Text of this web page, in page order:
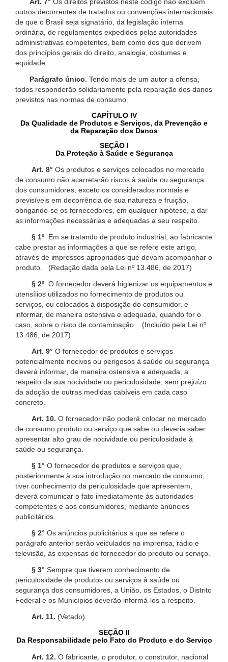
Art. 7° Os direitos previstos neste código não excluem
outros decorrentes de tratados ou convenções internacionais
de que o Brasil seja signatário, da legislação interna
ordinária, de regulamentos expedidos pelas autoridades
administrativas competentes, bem como dos que derivem
dos princípios gerais do direito, analogia, costumes e
eqüidade.
Parágrafo único. Tendo mais de um autor a ofensa,
todos responderão solidariamente pela reparação dos danos
previstos nas normas de consumo.
CAPÍTULO IV
Da Qualidade de Produtos e Serviços, da Prevenção e
da Reparação dos Danos
SEÇÃO I
Da Proteção à Saúde e Segurança
Art. 8° Os produtos e serviços colocados no mercado
de consumo não acarretarão riscos à saúde ou segurança
dos consumidores, exceto os considerados normais e
previsíveis em decorrência de sua natureza e fruição,
obrigando-se os fornecedores, em qualquer hipótese, a dar
as informações necessárias e adequadas a seu respeito.
§ 1º Em se tratando de produto industrial, ao fabricante
cabe prestar as informações a que se refere este artigo,
através de impressos apropriados que devam acompanhar o
produto. (Redação dada pela Lei nº 13.486, de 2017)
§ 2º O fornecedor deverá higienizar os equipamentos e
utensílios utilizados no fornecimento de produtos ou
serviços, ou colocados à disposição do consumidor, e
informar, de maneira ostensiva e adequada, quando for o
caso, sobre o risco de contaminação. (Incluído pela Lei nº
13.486, de 2017)
Art. 9° O fornecedor de produtos e serviços
potencialmente nocivos ou perigosos à saúde ou segurança
deverá informar, de maneira ostensiva e adequada, a
respeito da sua nocividade ou periculosidade, sem prejuízo
da adoção de outras medidas cabíveis em cada caso
concreto.
Art. 10. O fornecedor não poderá colocar no mercado
de consumo produto ou serviço que sabe ou deveria saber
apresentar alto grau de nocividade ou periculosidade à
saúde ou segurança.
§ 1° O fornecedor de produtos e serviços que,
posteriormente à sua introdução no mercado de consumo,
tiver conhecimento da periculosidade que apresentem,
deverá comunicar o fato imediatamente às autoridades
competentes e aos consumidores, mediante anúncios
publicitários.
§ 2° Os anúncios publicitários a que se refere o
parágrafo anterior serão veiculados na imprensa, rádio e
televisão, às expensas do fornecedor do produto ou serviço.
§ 3° Sempre que tiverem conhecimento de
periculosidade de produtos ou serviços à saúde ou
segurança dos consumidores, a União, os Estados, o Distrito
Federal e os Municípios deverão informá-los a respeito.
Art. 11. (Vetado).
SEÇÃO II
Da Responsabilidade pelo Fato do Produto e do Serviço
Art. 12. O fabricante, o produtor, o construtor, nacional